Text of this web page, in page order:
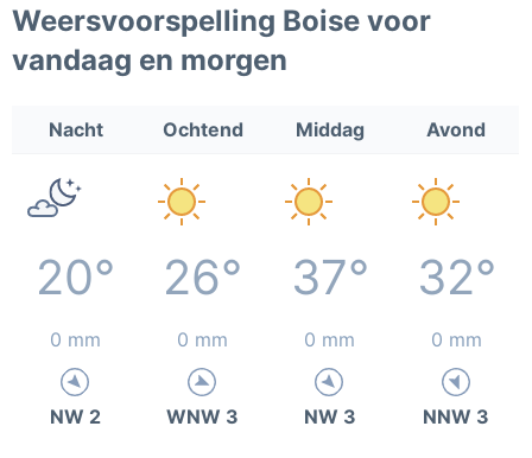
Weersvoorspelling Boise voor
vandaag en morgen
Nacht Ochtend Middag Avond
20° 26° 37° 32°
0 mm 0 mm 0 mm 0 mm
NW 2 WNW 3 NW 3 NNW 3